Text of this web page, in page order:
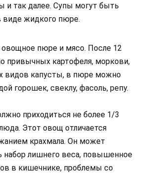
и так далее. Супы могут быть
жидкого пюре.
пюре и мясо. После 12
привычных картофеля, моркови,
видов капусты, в пюре можно
горошек, свеклу, фасоль, репу.
приходиться не более 1/3
Этот овощ отличается
крахмала. Он может
набор лишнего веса, повышенное
в кишечнике, проблемы со